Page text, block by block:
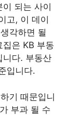
되는 사이
고, 이 데이
각하면 될
은 KB 부동
니다. 부동산
입니다.
기 때문입니
부과 될 수